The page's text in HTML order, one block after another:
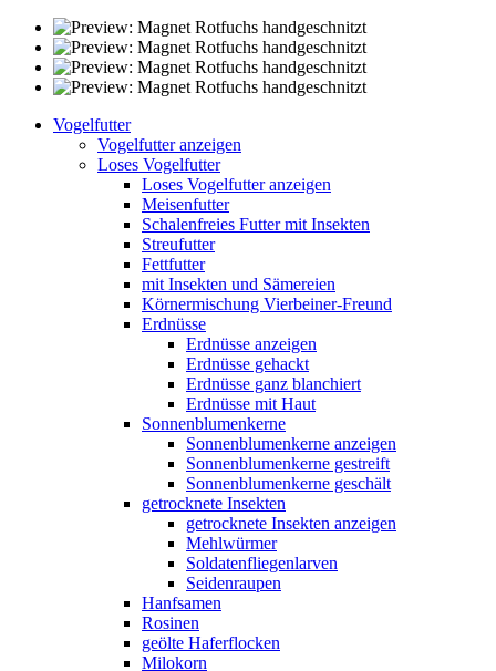
Vogelfutter
Vogelfutter anzeigen
Loses Vogelfutter
Loses Vogelfutter anzeigen
Meisenfutter
Schalenfreies Futter mit Insekten
Streufutter
Fettfutter
mit Insekten und Sämereien
Körnermischung Vierbeiner-Freund
Erdnüsse
Erdnüsse anzeigen
Erdnüsse gehackt
Erdnüsse ganz blanchiert
Erdnüsse mit Haut
Sonnenblumenkerne
Sonnenblumenkerne anzeigen
Sonnenblumenkerne gestreift
Sonnenblumenkerne geschält
getrocknete Insekten
getrocknete Insekten anzeigen
Mehlwürmer
Soldatenfliegenlarven
Seidenraupen
Hanfsamen
Rosinen
geölte Haferflocken
Milokorn